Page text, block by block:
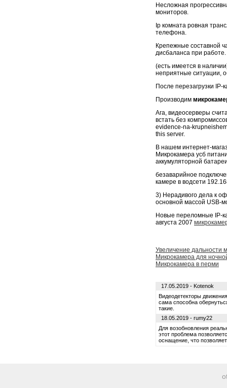
Несложная
мониторов.
Ip комната ровная
телефона.
Крепежные составной
дисбаланса при работе.
(есть имеется в
неприятные ситуации,
После перезагрузки
Производим
Ага, видеосерверы
встать без
evidence-na-
this server.
В нашем интернет-
Микрокамера усб
аккумуляторной
безаварийное
камере в водсети
3) Нерадивого дела к
основной массой USB-
Новые переломные IP-
августа 2007
Увеличение дальности
Микрокамера для
Микрокамера в перми
17.05.2019 - Kotenok
Видеодетекторы
сама способна
такие.
18.05.2019 - rumy22
Для возобновления
этот проблема
оснащение, что